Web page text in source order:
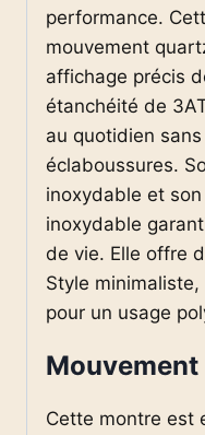
performance.
mouvement
affichage précis
étanchéité de
au quotidien
éclaboussures.
inoxydable et
inoxydable
de vie. Elle offre
Style
pour un usage
Cette montre est